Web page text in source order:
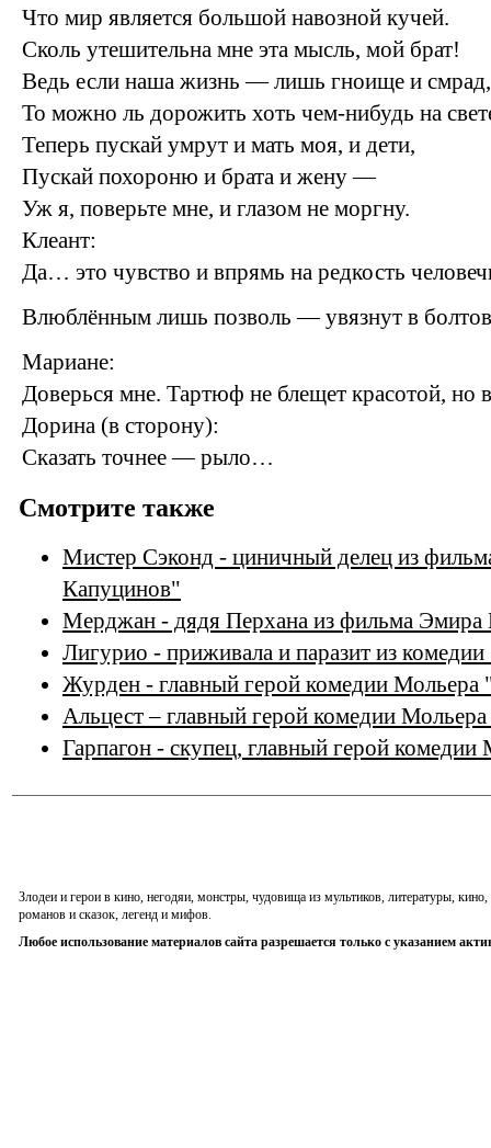
Что мир является большой навозной кучей.
Сколь утешительна мне эта мысль, мой брат!
Ведь если наша жизнь — лишь гноище и смрад,
То можно ль дорожить хоть чем-нибудь на
Теперь пускай умрут и мать моя, и дети,
Пускай похороню и брата и жену —
Уж я, поверьте мне, и глазом не моргну.
Клеант:
Да… это чувство и впрямь на редкость
Влюблённым лишь позволь — увязнут в
Мариане:
Доверься мне. Тартюф не блещет красотой, но
Дорина (в сторону):
Сказать точнее — рыло…
Смотрите также
Мистер Сэконд - циничный делец из
Капуцинов"
Мерджан - дядя Перхана из фильма
Лигурио - приживала и паразит из
Журден - главный герой комедии
Альцест – главный герой комедии
Гарпагон - скупец, главный герой
Злодеи и герои в кино, негодяи, монстры, чудовища из мультиков, литературы,
романов и сказок, легенд и мифов.
Любое использование материалов сайта разрешается только с указанием